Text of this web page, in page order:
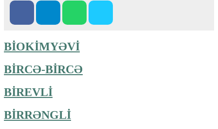
BİOKİMYƏVİ
BİRCƏ-BİRCƏ
BİREVLİ
BİRRƏNGLİ